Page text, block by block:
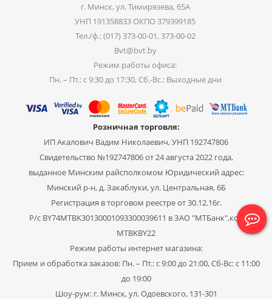
г. Минск, ул. Тимирязева, 65А
УНП 191358833 ОКПО 379399185
Тел./ф.: (017) 373-00-01, 373-00-02
Bvt@bvt.by
Режим работы офиса:
Пн. – Пт.: с 9:30 до 17:30, Сб.-Вс.: Выходные дни
Розничная торговля:
ИП Акалович Вадим Николаевич, УНП 192747806
Свидетельство №192747806 от 24 августа 2022 года,
выданное Минским райсполкомом Юридический адрес:
Минский р-н, д. Закаблуки, ул. Центральная, 6Б
Регистрация в торговом реестре от 30.12.16г.
Р/с BY74MTBK30130001093300039611 в ЗАО "МТБанк",код
MTBKBY22
Режим работы интернет магазина:
Прием и обработка заказов: Пн. – Пт.: с 9:00 до 21:00, Сб-Вс: с 11:00
до 19:00
Шоу-рум: г. Минск, ул. Одоевского, 131-301